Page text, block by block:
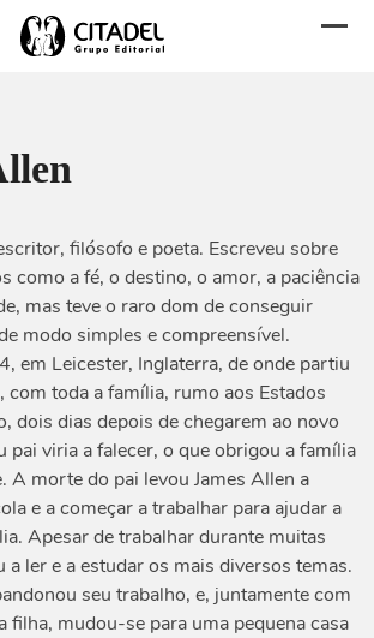
filósofo e poeta. Escreveu sobre
como a fé, o destino, o amor, a paciência
mas teve o raro dom de conseguir
modo simples e compreensível.
em Leicester, Inglaterra, de onde partiu
com toda a família, rumo aos Estados
dois dias depois de chegarem ao novo
pai viria a falecer, o que obrigou a família
A morte do pai levou James Allen a
e a começar a trabalhar para ajudar a
Apesar de trabalhar durante muitas
a ler e a estudar os mais diversos temas.
seu trabalho, e, juntamente com
filha, mudou-se para uma pequena casa